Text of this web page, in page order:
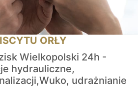
ORŁY
Wielkopolski 24h -
hydrauliczne,
udrażnianie